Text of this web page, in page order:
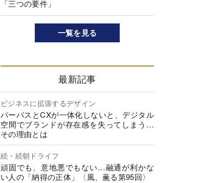
「三つの要件」
一覧を見る
最新記事
ビジネスに拡張するデザイン
パーパスとCXが一体化しないと、デジタル
空間でブランドが存在感を失ってしまう…
その理由とは
続・続朝ドライフ
頑固でも、意地悪でもない…融通が利かな
い人の「納得の正体」〈風、薫る第95回〉